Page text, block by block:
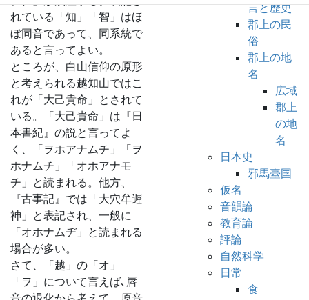
れている「知」「智」はほ
ぼ同音であって、同系統で
あると言ってよい。
ところが、白山信仰の原形
と考えられる越知山ではこ
れが「大己貴命」とされて
いる。「大己貴命」は『日
本書紀』の説と言ってよ
く、「ヲホアナムチ」「ヲ
ホナムチ」「オホアナモ
チ」と読まれる。他方、
『古事記』では「大穴牟遲
神」と表記され、一般に
「オホナムヂ」と読まれる
場合が多い。
さて、「越」の「オ」
「ヲ」について言えば､唇
言と歴史
郡上の民
俗
郡上の地
名
広域
郡上
の地
名
日本史
邪馬臺国
仮名
音韻論
教育論
評論
自然科学
日常
食